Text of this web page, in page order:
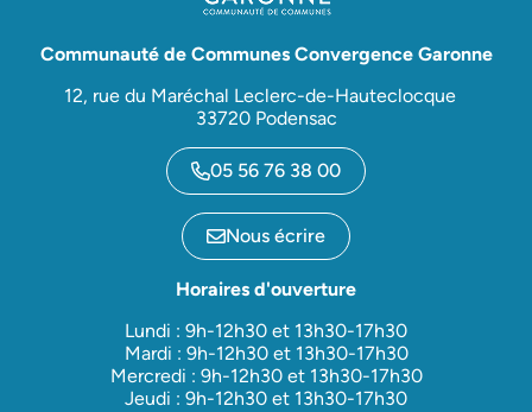
Communauté de Communes Convergence Garonne
12, rue du Maréchal Leclerc-de-Hauteclocque
33720 Podensac
05 56 76 38 00
Nous écrire
Horaires d'ouverture
Lundi : 9h-12h30 et 13h30-17h30
Mardi : 9h-12h30 et 13h30-17h30
Mercredi : 9h-12h30 et 13h30-17h30
Jeudi : 9h-12h30 et 13h30-17h30